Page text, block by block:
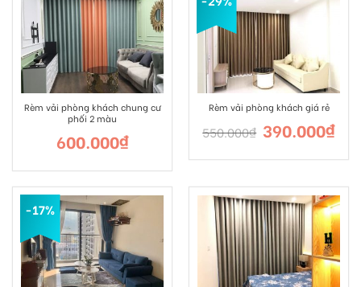
Rèm vải phòng khách chung cư
phối 2 màu
600.000₫
Rèm vải phòng khách giá rẻ
550.000₫ 390.000₫
-17%